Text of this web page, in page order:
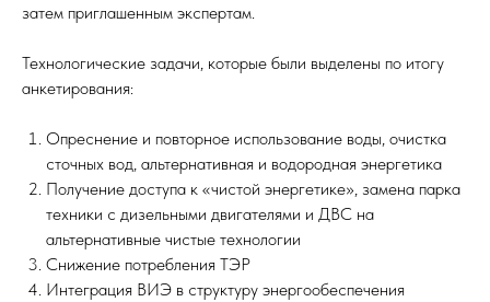
затем приглашенным экспертам.
Технологические задачи, которые были выделены по итогу
анкетирования:
Опреснение и повторное использование воды, очистка
сточных вод, альтернативная и водородная энергетика
Получение доступа к «чистой энергетике», замена парка
техники с дизельными двигателями и ДВС на
альтернативные чистые технологии
Снижение потребления ТЭР
Интеграция ВИЭ в структуру энергообеспечения